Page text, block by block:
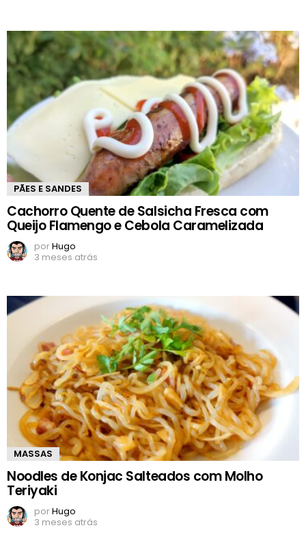
PÃES E SANDES
Cachorro Quente de Salsicha Fresca com
Queijo Flamengo e Cebola Caramelizada
porHugo
3 meses atrás
MASSAS
Noodles de Konjac Salteados com Molho
Teriyaki
porHugo
3 meses atrás